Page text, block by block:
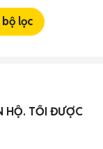
lọc
HỘ. TỐI ĐƯỢC